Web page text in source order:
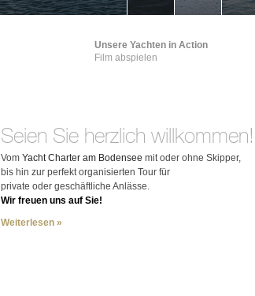
Unsere Yachten in Action
Film abspielen
Seien Sie herzlich willkommen!
Vom Yacht Charter am Bodensee mit oder ohne Skipper,
bis hin zur perfekt organisierten Tour für
private oder geschäftliche Anlässe.
Wir freuen uns auf Sie!
Weiterlesen »